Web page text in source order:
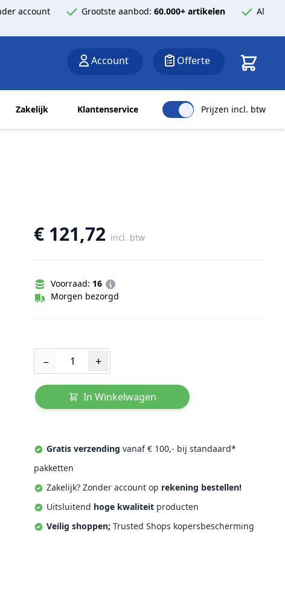
account Grootste aanbod: 60.000+ artikelen
Al
Account Offerte
Zakelijk Klantenservice Prijzen incl. btw
€ 121,72 incl. btw
Morgen bezorgd
Voorraad: 16
Aantal
− +
In Winkelwagen
Gratis verzending vanaf € 100,- bij standaard*
pakketten
Zakelijk? Zonder account op rekening bestellen!
Uitsluitend hoge kwaliteit producten
Veilig shoppen; Trusted Shops kopersbescherming